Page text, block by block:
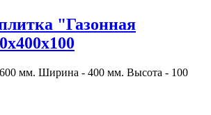
"Газонная
мм. Ширина - 400 мм. Высота - 100